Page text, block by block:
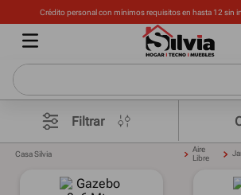
Crédito personal con mínimos requisitos en hasta 12 sin
Filtrar
Casa Silvia
Aire
Libre